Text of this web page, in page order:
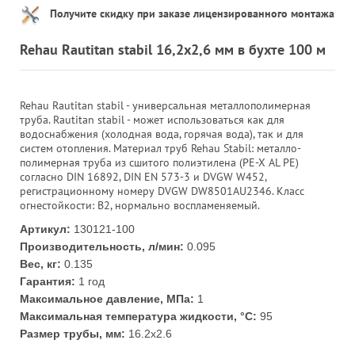
Получите скидку при заказе лицензированного монтажа
Rehau Rautitan stabil 16,2х2,6 мм в бухте 100 м
Rehau Rautitan stabil - универсальная металлополимерная
труба. Rautitan stabil - может использоваться как для
водоснабжения (холодная вода, горячая вода), так и для
систем отопления. Материал труб Rehau Stabil: металло-
полимерная труба из сшитого полиэтилена (PE-X AL PE)
согласно DIN 16892, DIN EN 573-3 и DVGW W452,
регистрационному номеру DVGW DW8501AU2346. Класс
огнестойкости: В2, нормально воспламеняемый.
Артикул: 130121-100
Производительность, л/мин: 0.095
Вес, кг: 0.135
Гарантия: 1 год
Максимальное давление, МПа: 1
Максимальная температура жидкости, °С: 95
Размер трубы, мм: 16.2х2.6